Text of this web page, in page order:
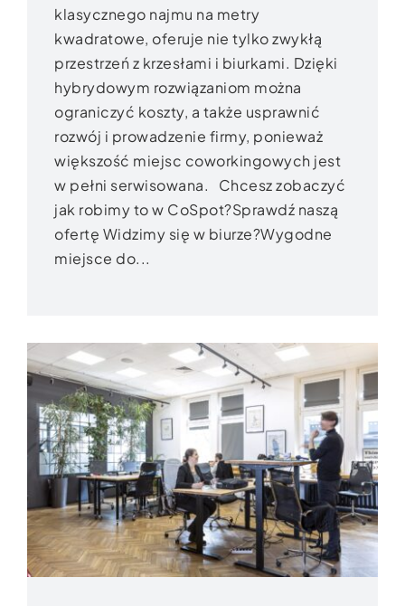
klasycznego najmu na metry
kwadratowe, oferuje nie tylko zwykłą
przestrzeń z krzesłami i biurkami. Dzięki
hybrydowym rozwiązaniom można
ograniczyć koszty, a także usprawnić
rozwój i prowadzenie firmy, ponieważ
większość miejsc coworkingowych jest
w pełni serwisowana. Chcesz zobaczyć
jak robimy to w CoSpot?Sprawdź naszą
ofertę Widzimy się w biurze?Wygodne
miejsce do...